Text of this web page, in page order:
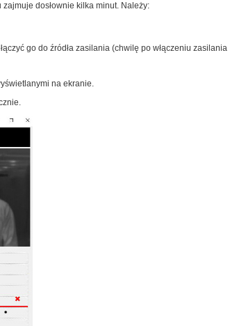
dosłownie kilka minut. Należy:
go do źródła zasilania (chwilę po włączeniu zasilania
na ekranie.